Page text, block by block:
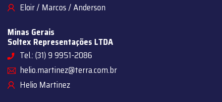
Eloir / Marcos / Anderson
Minas Gerais
Soltex Representações LTDA
Tel.: (31) 9 9951-2086
helio.martinez@terra.com.br
Helio Martinez